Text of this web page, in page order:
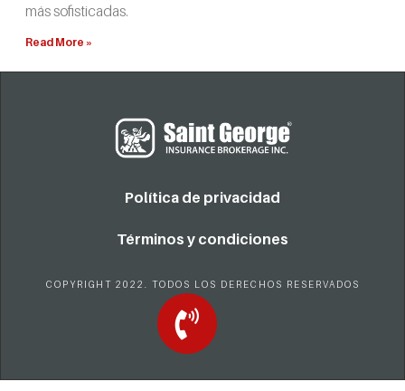
más sofisticadas.
Read More »
Política de privacidad
Términos y condiciones
COPYRIGHT 2022. TODOS LOS DERECHOS RESERVADOS